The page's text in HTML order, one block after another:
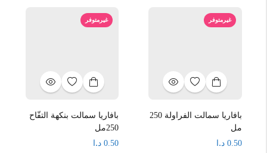
غيرمتوفر
بافاريا سمالت الفراولة 250
مل
0.50 د.ا
غيرمتوفر
بافاريا سمالت بنكهة التفّاح
250مل
0.50 د.ا